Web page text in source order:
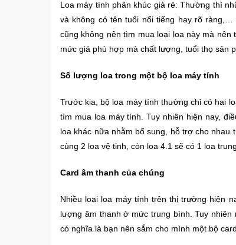
Loa máy tính phân khúc giá rẻ: Thường thì
và không có tên tuổi nổi tiếng hay rõ
cũng không nên tìm mua loại loa này mà
mức giá phù hợp mà chất lượng, tuổi thọ sản
Số lượng loa trong một bộ loa máy tính
Trước kia, bộ loa máy tính thường chỉ có hai
tìm mua loa máy tính. Tuy nhiên hiện nay,
loa khác nữa nhằm bổ sung, hỗ trợ cho nhau
cùng 2 loa vệ tinh, còn loa 4.1 sẽ có 1 loa
Card âm thanh của chúng
Nhiều loại loa máy tính trên thị trường hiện
lượng âm thanh ở mức trung bình. Tuy
có nghĩa là bạn nên sắm cho mình một bộ